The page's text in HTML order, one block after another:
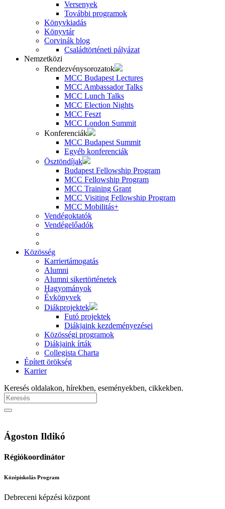
Versenyek
További programok
Könyvkiadás
Könyvtár
Corvinák blog
Családtörténeti pályázat
Nemzetközi
Rendezvénysorozatok
MCC Budapest Lectures
MCC Ambassador Talks
MCC Lunch Talks
MCC Election Nights
MCC Feszt
MCC London Summit
Konferenciák
MCC Budapest Summit
Egyéb konferenciák
Ösztöndíjak
Budapest Fellowship Program
MCC Fellowship Program
MCC Training Grant
MCC Visiting Fellowship Program
MCC Mobilitás+
Vendégoktatók
Vendégelőadók
Közösség
Karriertámogatás
Alumni
Alumni sikertörténetek
Hagyományok
Évkönyvek
Diákprojektek
Futó projektek
Diákjaink kezdeményezései
Közösségi programok
Diákjaink írták
Collegista Charta
Épített örökség
Karrier
Keresés oldalakon, hírekben, eseményekben, cikkekben.
Ágoston Ildikó
Régiókoordinátor
Középiskolás Program
Debreceni képzési központ